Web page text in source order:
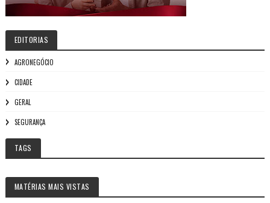
EDITORIAS
AGRONEGÓCIO
CIDADE
GERAL
SEGURANÇA
TAGS
MATÉRIAS MAIS VISTAS